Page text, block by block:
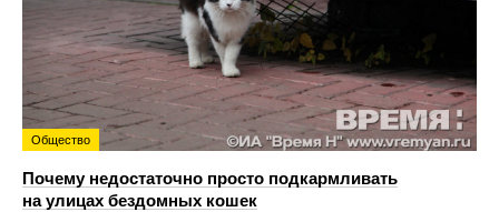
Общество
Почему недостаточно просто подкармливать
на улицах бездомных кошек